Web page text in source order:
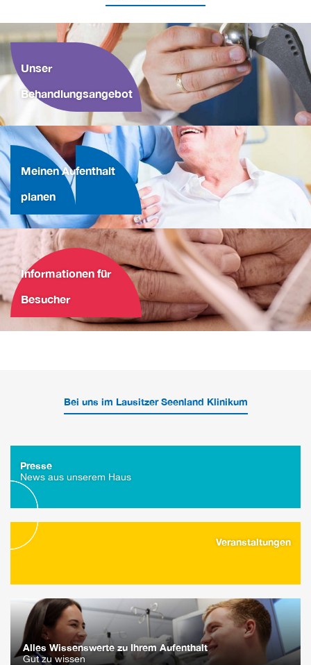
Unser
Behandlungsangebot
Meinen Aufenthalt
planen
Informationen für
Besucher
Bei uns im Lausitzer Seenland Klinikum
Presse
News aus unserem Haus
Veranstaltungen
Alles Wissenswerte zu Ihrem Aufenthalt
Gut zu wissen